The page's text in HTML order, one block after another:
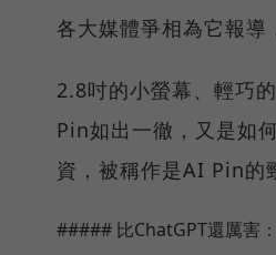
各大媒體爭相為它報導
2.8吋的小螢幕、輕巧
Pin如出一徹，又是如
資，被稱作是AI Pin的
##### 比ChatGPT還厲害